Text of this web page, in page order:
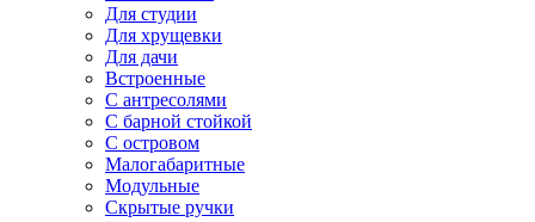
Для студии
Для хрущевки
Для дачи
Встроенные
С антресолями
С барной стойкой
С островом
Малогабаритные
Модульные
Скрытые ручки